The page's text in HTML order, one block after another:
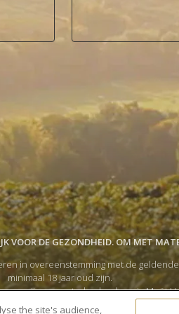
VOOR DE GEZONDHEID. OM MET
in overeenstemming met de
minimaal 18 jaar oud zijn.
wijnen en sterke dranken via Moët
Gebruiksvoorwaarden en verklaar ik
the site's audience,